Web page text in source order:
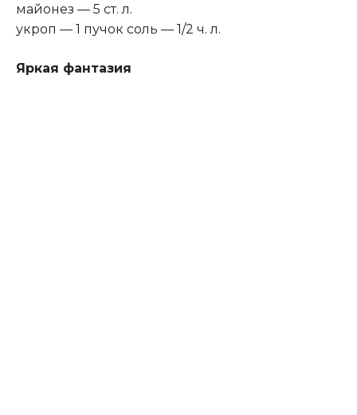
майонез — 5 ст. л.
укроп — 1 пучок соль — 1/2 ч. л.
Яркая фантазия